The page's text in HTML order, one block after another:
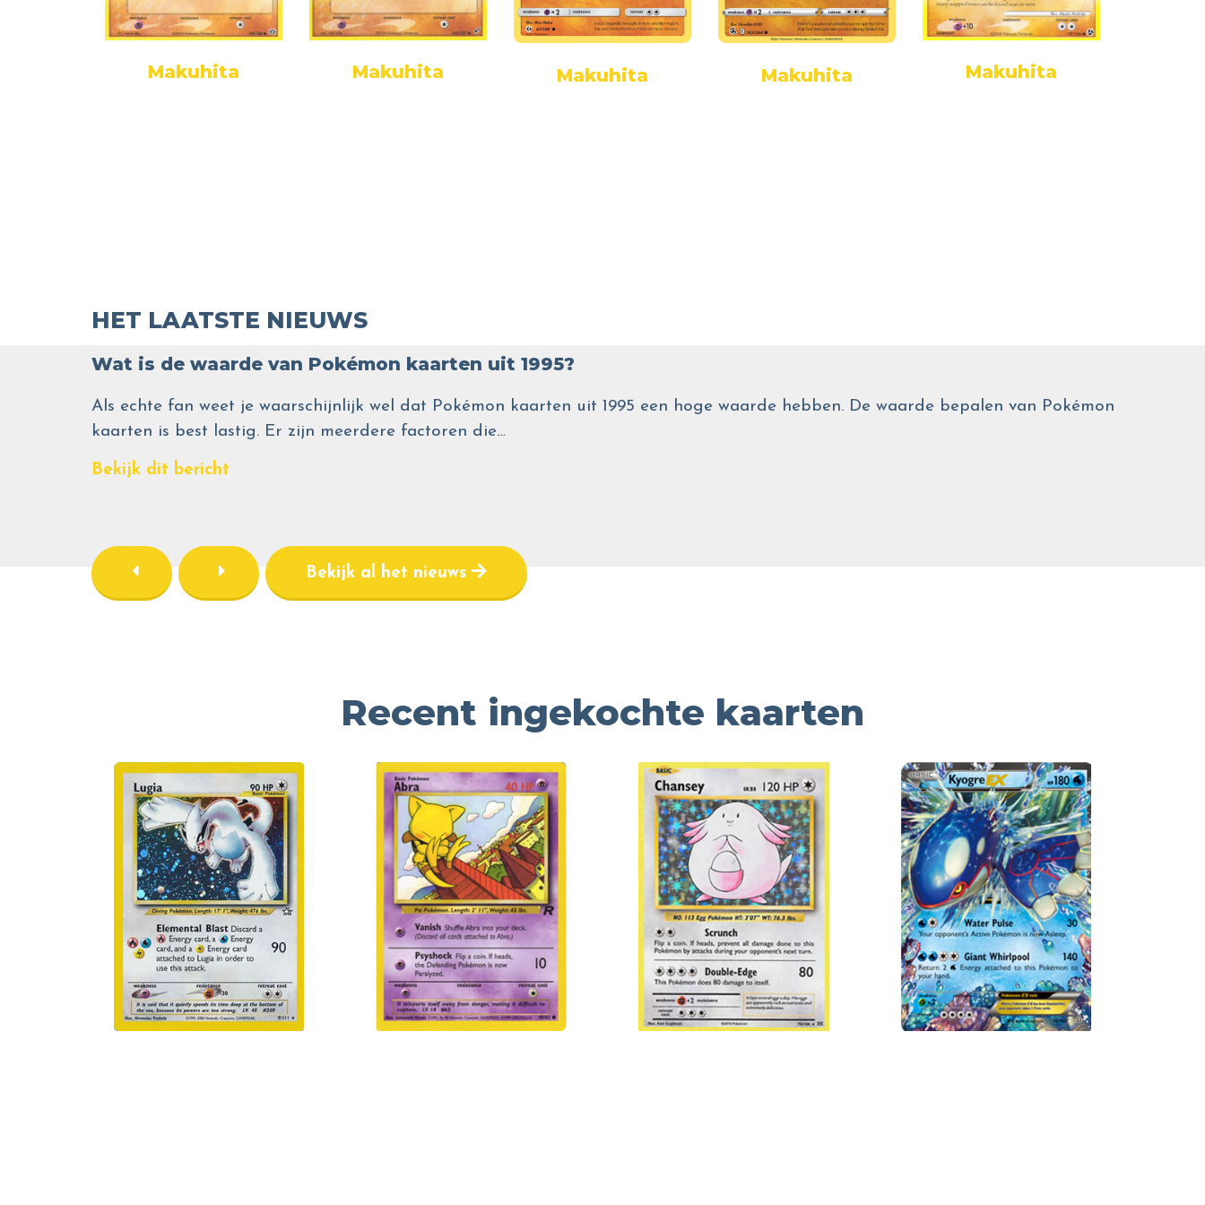
Makuhita Makuhita Makuhita Makuhita Makuhita
HET LAATSTE NIEUWS
Wat is de waarde van Pokémon kaarten uit 1995?
Als echte fan weet je waarschijnlijk wel dat Pokémon kaarten uit 1995 een hoge waarde hebben. De waarde bepalen van Pokémon
kaarten is best lastig. Er zijn meerdere factoren die…
Bekijk dit bericht
Bekijk al het nieuws
Recent ingekochte kaarten